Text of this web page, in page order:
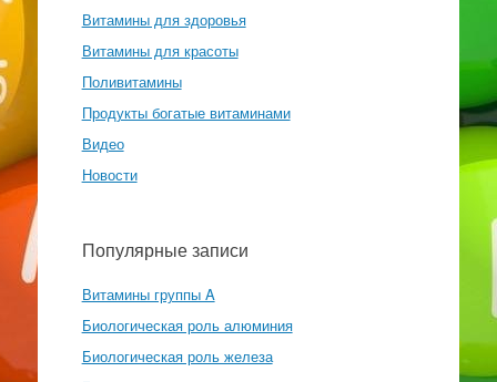
Витамины для здоровья
Витамины для красоты
Поливитамины
Продукты богатые витаминами
Видео
Новости
Популярные записи
Витамины группы A
Биологическая роль алюминия
Биологическая роль железа